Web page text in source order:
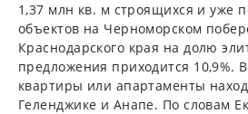
1,37 млн кв. м строящихся и уже
объектов на Черноморском
Краснодарского края на долю
предложения приходится 10,9%.
квартиры или апартаменты
Геленджике и Анапе. По словам